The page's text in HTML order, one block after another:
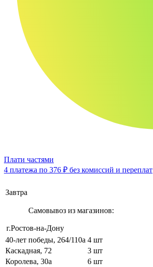
Плати частями
4 платежа по 376 ₽ без комиссий и переплат
Завтра
Самовывоз из магазинов:
г.Ростов-на-Дону
40-лет победы, 264/110а 4 шт
Каскадная, 72
3 шт
Королева, 30а
6 шт